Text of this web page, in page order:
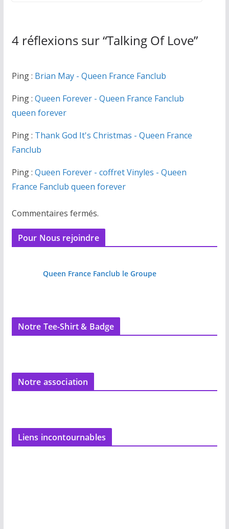
4 réflexions sur “Talking Of Love”
Ping : Brian May - Queen France Fanclub
Ping : Queen Forever - Queen France Fanclub
queen forever
Ping : Thank God It's Christmas - Queen France
Fanclub
Ping : Queen Forever - coffret Vinyles - Queen
France Fanclub queen forever
Commentaires fermés.
Pour Nous rejoindre
Queen France Fanclub le Groupe
Notre Tee-Shirt & Badge
Notre association
Liens incontournables